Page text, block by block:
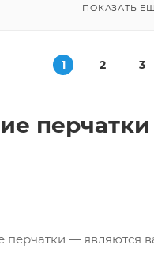
ПОКАЗАТЬ
1 2 3
перчатки —